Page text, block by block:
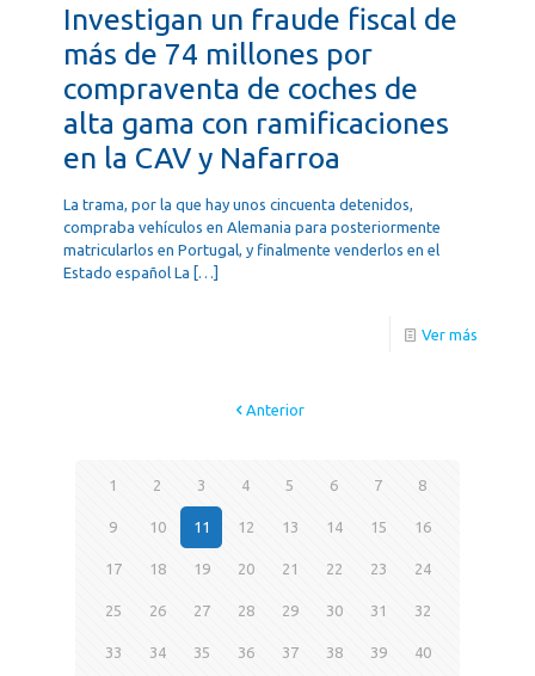
Investigan un fraude fiscal de
más de 74 millones por
compraventa de coches de
alta gama con ramificaciones
en la CAV y Nafarroa
La trama, por la que hay unos cincuenta detenidos,
compraba vehículos en Alemania para posteriormente
matricularlos en Portugal, y finalmente venderlos en el
Estado español La […]
Ver más
Anterior
1 2 3 4 5 6 7 8
9 10 11 12 13 14 15 16
17 18 19 20 21 22 23 24
25 26 27 28 29 30 31 32
33 34 35 36 37 38 39 40